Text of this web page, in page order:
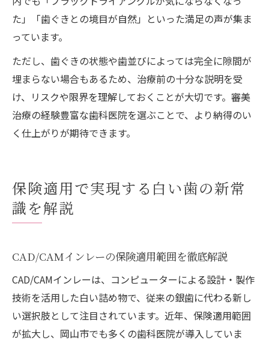
た」「歯ぐきとの境目が自然」といった満足の声が集ま
っています。
ただし、歯ぐきの状態や歯並びによっては完全に隙間が
埋まらない場合もあるため、治療前の十分な説明を受
け、リスクや限界を理解しておくことが大切です。審美
治療の経験豊富な歯科医院を選ぶことで、より納得のい
く仕上がりが期待できます。
保険適用で実現する白い歯の新常
識を解説
CAD/CAMインレーの保険適用範囲を徹底解説
CAD/CAMインレーは、コンピューターによる設計・製作
技術を活用した白い詰め物で、従来の銀歯に代わる新し
い選択肢として注目されています。近年、保険適用範囲
が拡大し、岡山市でも多くの歯科医院が導入していま